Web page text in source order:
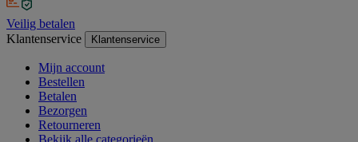
Veilig betalen
Klantenservice
Klantenservice
Mijn account
Bestellen
Betalen
Bezorgen
Retourneren